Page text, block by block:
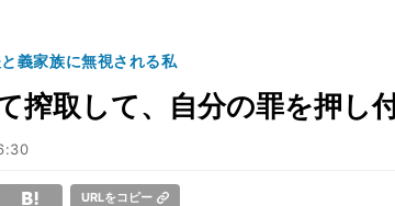
と義家族に無視される私
搾取して、自分の罪を押し
URLをコピー